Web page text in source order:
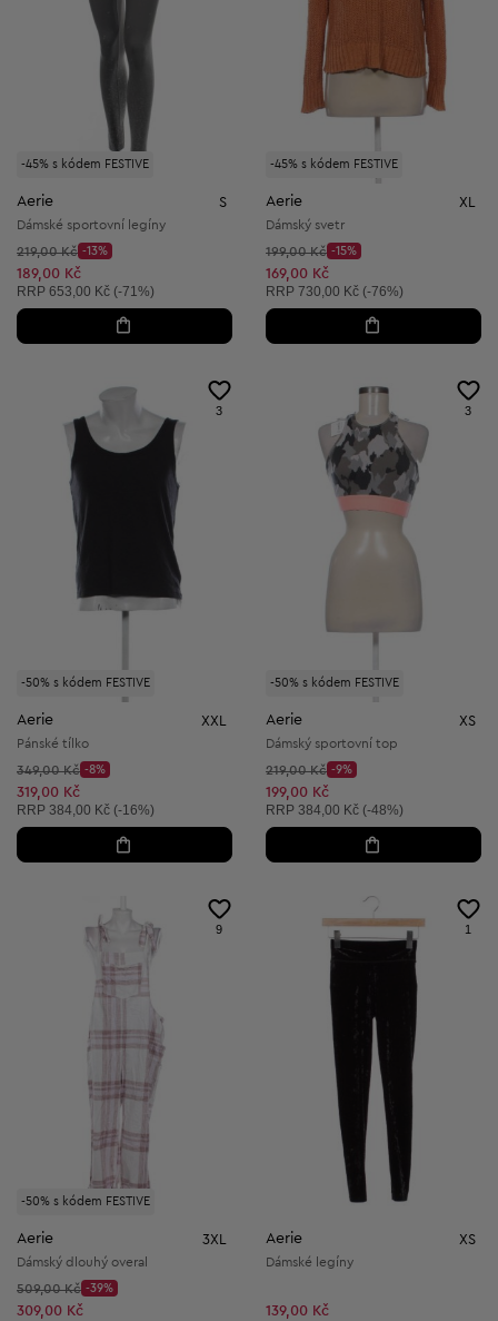
-45% s kódem FESTIVE
Aerie S
Dámské sportovní legíny
Původní cena:
219,00 Kč
Discount Price:
-13%
Snížená cena:
189,00 Kč
Doporučená cena:
RRP 653,00 Kč (-71%)
-45% s kódem FESTIVE
Aerie XL
Dámský svetr
Původní cena:
199,00 Kč
Discount Price:
-15%
Snížená cena:
169,00 Kč
Doporučená cena:
RRP 730,00 Kč (-76%)
-50% s kódem FESTIVE
3
Aerie XXL
Pánské tílko
Původní cena:
349,00 Kč
Discount Price:
-8%
Snížená cena:
319,00 Kč
Doporučená cena:
RRP 384,00 Kč (-16%)
-50% s kódem FESTIVE
3
Aerie XS
Dámský sportovní top
Původní cena:
219,00 Kč
Discount Price:
-9%
Snížená cena:
199,00 Kč
Doporučená cena:
RRP 384,00 Kč (-48%)
-50% s kódem FESTIVE
9
Aerie 3XL
Dámský dlouhý overal
Původní cena:
509,00 Kč
Discount Price:
-39%
Snížená cena:
309,00 Kč
1
Aerie XS
Dámské legíny
139,00 Kč